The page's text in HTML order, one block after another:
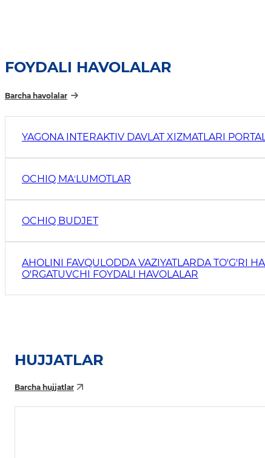
FOYDALI HAVOLALAR
Barcha havolalar
YAGONA INTERAKTIV DAVLAT XIZMATLARI
OCHIQ MAʼLUMOTLAR
OCHIQ BUDJET
AHOLINI FAVQULODDA VAZIYATLARDA TO'G'RI
O'RGATUVCHI FOYDALI HAVOLALAR
HUJJATLAR
Barcha hujjatlar